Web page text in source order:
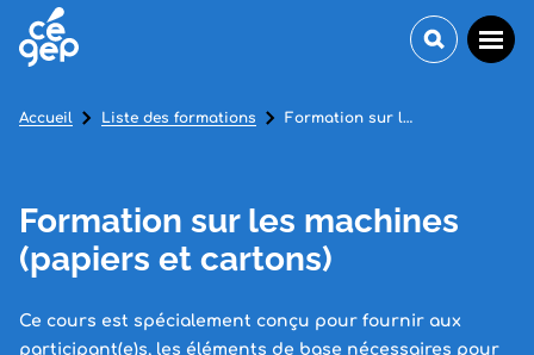
Formation sur les machines
(papiers et cartons)
Ce cours est spécialement conçu pour fournir aux
participant(e)s, les éléments de base nécessaires pour
Accueil Liste des formations Formation sur les machines (papiers et cartons)